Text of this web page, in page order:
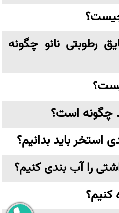
رطوبتی نانو چگونه
چگونه است؟
استخر باید بدانیم؟
را آب بندی کنیم؟
کنیم؟